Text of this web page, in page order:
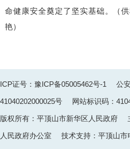
命健康安全奠定了坚实基础。（
艳）
ICP证号：豫ICP备05005462号-1 公安
41040202000025号 网站标识码：
版权所有：平顶山市新华区人民政府
人民政府办公室 技术支持：平顶山市